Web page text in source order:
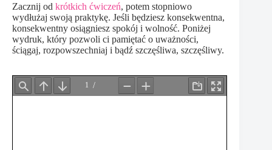
Zacznij od krótkich ćwiczeń, potem stopniowo
wydłużaj swoją praktykę. Jeśli będziesz konsekwentna,
konsekwentny osiągniesz spokój i wolność. Poniżej
wydruk, który pozwoli ci pamiętać o uważności,
ściągaj, rozpowszechniaj i bądź szczęśliwa, szczęśliwy.